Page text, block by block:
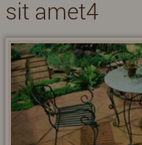
sit amet4